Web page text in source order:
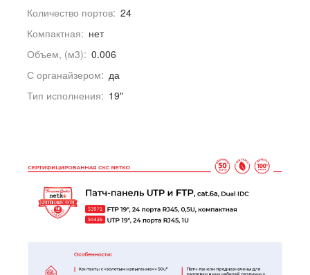
Количество портов: 24
Компактная: нет
Объем, (м3): 0.006
С органайзером: да
Тип исполнения: 19"